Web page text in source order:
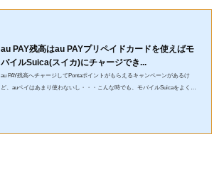
au PAY残高はau PAYプリペイドカードを使えばモ
バイルSuica(スイカ)にチャージでき...
au PAY残高へチャージしてPontaポイントがもらえるキャンペーンがあるけ
ど、auペイはあまり使わないし・・・こんな時でも、モバイルSuicaをよく利